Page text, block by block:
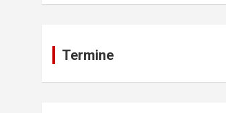
Termine